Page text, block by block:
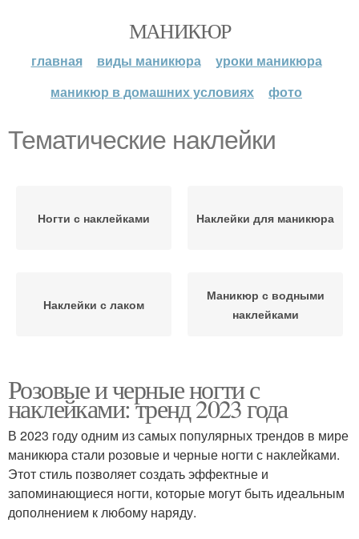
МАНИКЮР
главная виды маникюра
уроки маникюра
маникюр в домашних условиях
фото
Тематические наклейки
Ногти с наклейками Наклейки для маникюра
Наклейки с лаком
Маникюр с водными
наклейками
Розовые и черные ногти с
наклейками: тренд 2023 года
В 2023 году одним из самых популярных трендов в мире
маникюра стали розовые и черные ногти с наклейками.
Этот стиль позволяет создать эффектные и
запоминающиеся ногти, которые могут быть идеальным
дополнением к любому наряду.